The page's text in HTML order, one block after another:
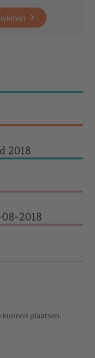
2018
2018
kunnen plaatsen.